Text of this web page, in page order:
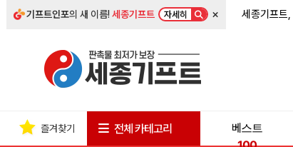
기프트인포의 새 이름!세종기프트 자세히 × 세종기프트,
즐겨찾기 전체 카테고리
베스트